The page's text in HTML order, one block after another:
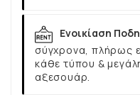
Ενοικίαση
σύγχρονα, πλήρως
κάθε τύπου &
αξεσουάρ.